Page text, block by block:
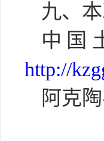
九、
中国
http://
阿克